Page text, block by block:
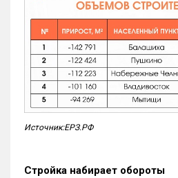
Источник:ЕРЗ.РФ
Стройка набирает обороты